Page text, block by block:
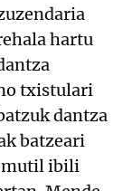
hartu
txistulari
dantza
batzeari
mutil ibili